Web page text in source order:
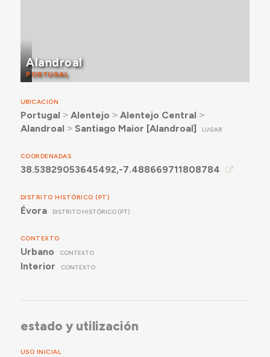
Alandroal
PORTUGAL
UBICACIÓN
Portugal ˃ Alentejo ˃ Alentejo Central ˃
Alandroal ˃ Santiago Maior [Alandroal] LUGAR
COORDENADAS
38.53829053645492,-7.488669711808784
DISTRITO HISTÓRICO (PT)
Évora DISTRITO HISTÓRICO (PT)
CONTEXTO
Urbano CONTEXTO
Interior CONTEXTO
estado y utilización
USO INICIAL